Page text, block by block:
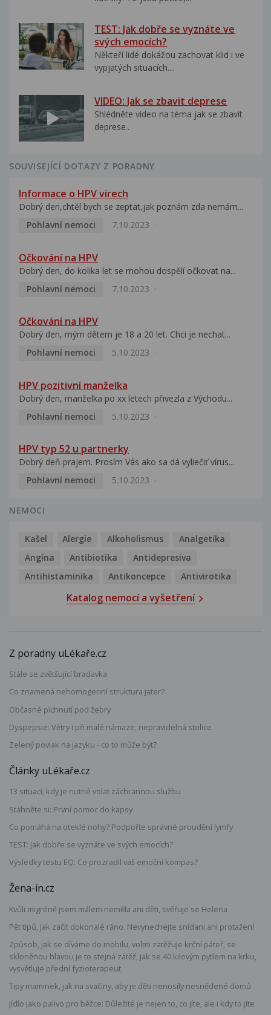
TEST: Jak dobře se vyznáte ve
svých emocích?
Někteří lidé dokážou zachovat klid i ve
vypjatých situacích....
VIDEO: Jak se zbavit deprese
Shlédněte video na téma jak se zbavit
deprese..
SOUVISEJÍCÍ DOTAZY Z PORADNY
Informace o HPV virech
Dobrý den,chtěl bych se zeptat,jak poznám zda nemám...
Pohlavní nemoci
7.10.2023
Očkování na HPV
Dobrý den, do kolika let se mohou dospělí očkovat na...
Pohlavní nemoci
7.10.2023
Očkování na HPV
Dobrý den, mým dětem je 18 a 20 let. Chci je nechat...
Pohlavní nemoci
5.10.2023
HPV pozitivní manželka
Dobrý den, manželka po xx letech přivezla z Východu...
Pohlavní nemoci
5.10.2023
HPV typ 52 u partnerky
Dobrý deň prajem. Prosím Vás ako sa dá vyliečiť vírus...
Pohlavní nemoci
5.10.2023
NEMOCI
Kašel Alergie Alkoholismus
Analgetika
Angína
Antibiotika
Antidepresiva
Antihistaminika
Antikoncepce Antivirotika
Katalog nemocí a vyšetření
Z poradny uLékaře.cz
Stále se zvětšující bradavka
Co znamená nehomogenní struktura jater?
Občasné píchnutí pod žebry
Dyspepsie: Větry i při malé námaze, nepravidelná stolice
Zelený povlak na jazyku - co to může být?
Články uLékaře.cz
13 situací, kdy je nutné volat záchrannou službu
Stáhněte si: První pomoc do kapsy
Co pomáhá na oteklé nohy? Podpořte správné proudění lymfy
TEST: Jak dobře se vyznáte ve svých emocích?
Výsledky testu EQ: Co prozradil váš emoční kompas?
Žena-in.cz
Kvůli migréně jsem málem neměla ani děti, svěřuje se Helena
Pět tipů, jak začít dokonalé ráno. Nevynechejte snídani ani protažení
Způsob, jak se díváme do mobilu, velmi zatěžuje krční páteř, se
skloněnou hlavou je to stejná zátěž, jak se 40 kilovým pytlem na krku,
vysvětluje přední fyzioterapeut
Tipy maminek, jak na svačiny, aby je děti nenosily nesnědené domů
Jídlo jako palivo pro běžce: Důležité je nejen to, co jíte, ale i kdy to jíte